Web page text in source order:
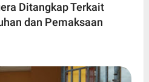
Ditangkap Terkait
dan Pemaksaan